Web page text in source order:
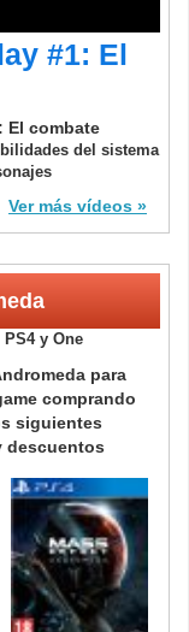
#1: El
El combate
del sistema
Ver más vídeos
y One
para
comprando
siguientes
descuentos